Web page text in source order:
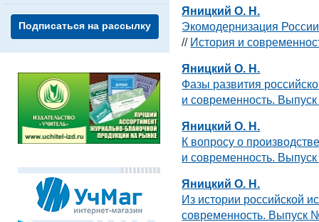
Яницкий О. Н.
Экомодернизация
// История и
Яницкий О. Н.
Фазы развития
и современность.
Яницкий О. Н.
К вопросу о
и современность.
Яницкий О. Н.
Из истории российской
современность. Выпуск
Подписаться на рассылку